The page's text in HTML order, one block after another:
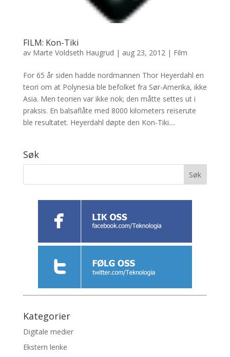
FILM: Kon-Tiki
av Marte Voldseth Haugrud | aug 23, 2012| Film
For 65 år siden hadde nordmannen Thor Heyerdahl en
teori om at Polynesia ble befolket fra Sør-Amerika, ikke
Asia. Men teorien var ikke nok; den måtte settes ut i
praksis. En balsaflåte med 8000 kilometers reiserute
ble resultatet. Heyerdahl døpte den Kon-Tiki....
Søk
Kategorier
Digitale medier
Ekstern lenke